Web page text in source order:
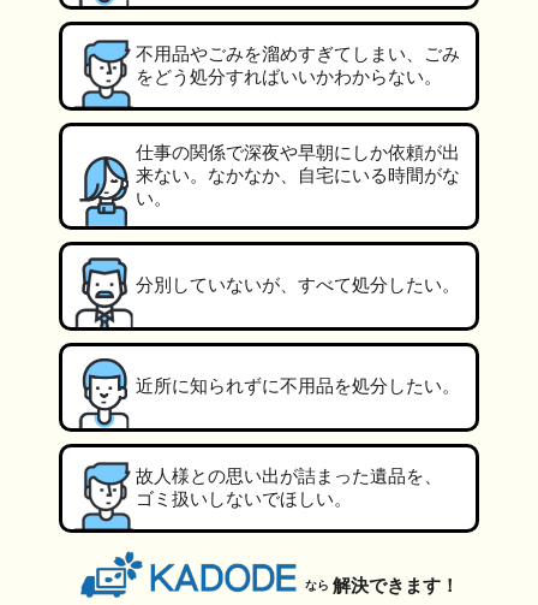
不用品やごみを溜めすぎてしまい、ごみ
をどう処分すればいいかわからない。
仕事の関係で深夜や早朝にしか依頼が出
来ない。なかなか、自宅にいる時間がな
い。
分別していないが、すべて処分したい。
近所に知られずに不用品を処分したい。
故人様との思い出が詰まった遺品を、
ゴミ扱いしないでほしい。
なら 解決できます！